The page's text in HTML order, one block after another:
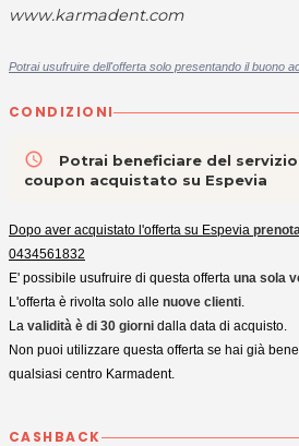
www.karmadent.com
Potrai usufruire dell'offerta solo presentando il buono
CONDIZIONI
access_time
Potrai beneficiare del
coupon acquistato su Espevia
Dopo aver acquistato l'offerta su Espevia
0434561832
E' possibile usufruire di questa offerta una sola
L'offerta è rivolta solo alle nuove clienti.
La validità è di 30 giorni dalla data di acquisto.
Non puoi utilizzare questa offerta se hai già
qualsiasi centro Karmadent.
CASHBACK